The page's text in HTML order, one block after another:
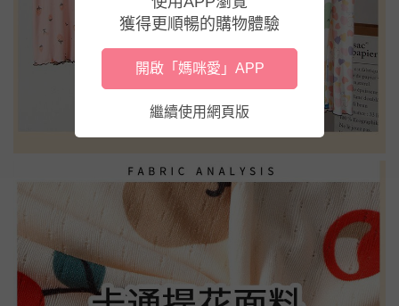
獲得更順暢的購物體驗
開啟「媽咪愛」APP
繼續使用網頁版